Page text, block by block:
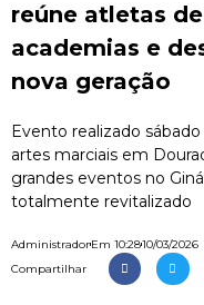
reúne atletas
academias e
nova geração
Evento realizado
artes marciais em
grandes eventos no
totalmente revitalizado
AdministradorEm 10:2810/03/2026
Compartilhar